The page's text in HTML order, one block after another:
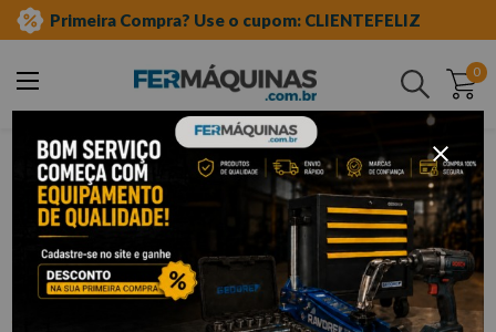
Primeira Compra? Use o cupom: CLIENTEFELIZ
0
Buscar
ferramentas pneumáticas retífica